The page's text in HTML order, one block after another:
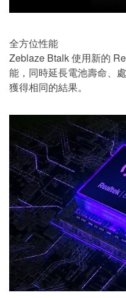
全方位性能
Zeblaze Btalk 使用新的
能，同時延長電池壽命、
獲得相同的結果。